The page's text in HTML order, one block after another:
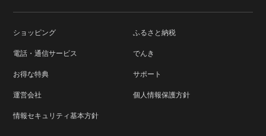
ショッピング ふるさと納税
電話・通信サービス でんき
お得な特典 サポート
運営会社 個人情報保護方針
情報セキュリティ基本方針